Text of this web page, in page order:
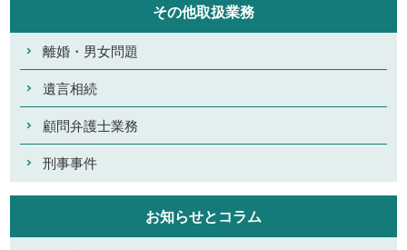
その他取扱業務
離婚・男女問題
遺言相続
顧問弁護士業務
刑事事件
お知らせとコラム